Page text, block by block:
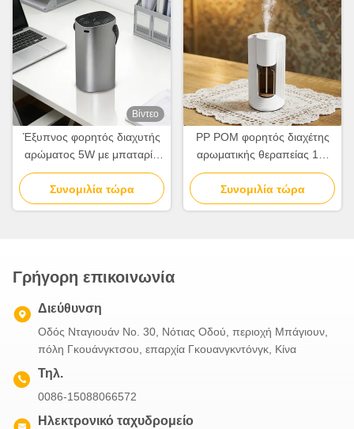
Βίντεο
Έξυπνος φορητός διαχυτής
αρώματος 5W με μπαταρία
2000mAh, διπλής υγρής
ατομοποίησης
Συνομιλία τώρα
PP POM φορητός διαχέτης
αρωματικής θεραπείας 10-
30m2 κάλυψη με δύο
ατομικοποίηση υγρών
Συνομιλία τώρα
Γρήγορη επικοινωνία
Διεύθυνση
Οδός Νταγιουάν Νο. 30, Νότιας Οδού, περιοχή Μπάγιουν,
πόλη Γκουάνγκτσου, επαρχία Γκουανγκντόνγκ, Κίνα
Τηλ.
0086-15088066572
Ηλεκτρονικό ταχυδρομείο